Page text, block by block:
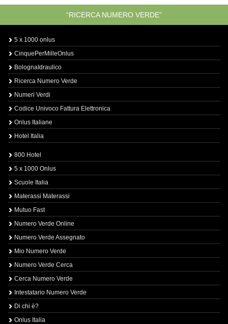
“RICERCA NUMERO VERDE”
5 x 1000 onlus
CinquePerMilleOnlus
BolognaIdraulico
Ricerca Numero Verde
Numeri Verdi
Codice Univoco Fattura Elettronica
Onlus Italiane
Hotel Italia
800 Hotel
5 x 1000 Onlus
Scuole Italia
Materassi Materassi
Mutuo Fast
Numero Verde Online
Numero Verde Assegnato
Mio Numero Verde
Numero Verde Cerca
Cerca Numero Verde
Intestatario Numero Verde
Di chi è?
Onlus Italia